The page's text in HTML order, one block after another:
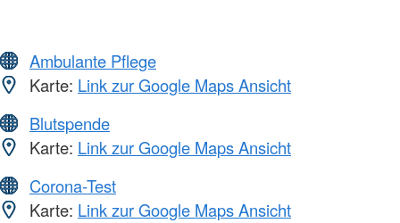
Ambulante Pflege
Karte: Link zur Google Maps Ansicht
Blutspende
Karte: Link zur Google Maps Ansicht
Corona-Test
Karte: Link zur Google Maps Ansicht